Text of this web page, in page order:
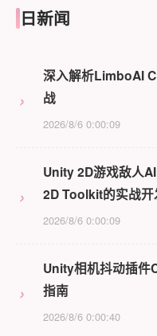
日新闻
›
深入解析LimboAI
战
2026/8/6 0:00:09
›
Unity 2D游戏敌人
2D Toolkit的实战开
2026/8/6 0:00:09
›
Unity相机抖动插件
指南
2026/8/6 0:00:40